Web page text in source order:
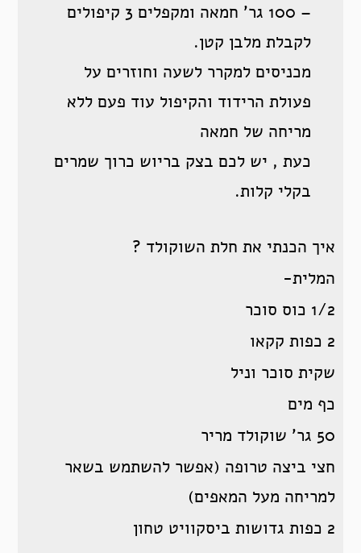
– 100 גר’ חמאה ומקפלים 3 קיפולים
לקבלת מלבן קטן.
מכניסים למקרר לשעה וחוזרים על
פעולת הרידוד והקיפול עוד פעם ללא
מריחה של חמאה
כעת , יש לכם בצק בריוש כרוך שמרים
בקלי קלות.
איך הכנתי את חלת השוקולד ?
המלית-
1/2 כוס סוכר
2 כפות קקאו
שקית סוכר וניל
כף מים
50 גר’ שוקולד מריר
חצי ביצה טרופה (אפשר להשתמש בשאר
למריחה מעל המאפים)
2 כפות גדושות ביסקוויט טחון